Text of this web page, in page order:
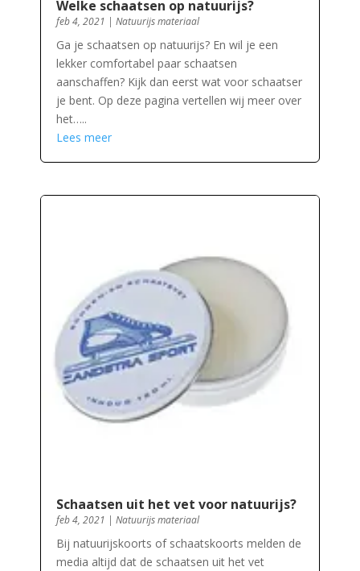
Welke schaatsen op natuurijs?
feb 4, 2021 | Natuurijs materiaal
Ga je schaatsen op natuurijs? En wil je een
lekker comfortabel paar schaatsen
aanschaffen? Kijk dan eerst wat voor schaatser
je bent. Op deze pagina vertellen wij meer over
het…..
Lees meer
Schaatsen uit het vet voor natuurijs?
feb 4, 2021 Natuurijs materiaal
Bij natuurijskoorts of schaatskoorts melden de
media altijd dat de schaatsen uit het vet